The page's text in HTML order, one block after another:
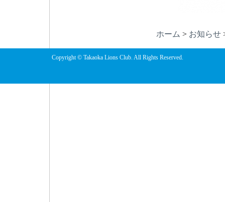
ホーム > お知らせ
Copyright © Takaoka Lions Club. All Rights Reserved.